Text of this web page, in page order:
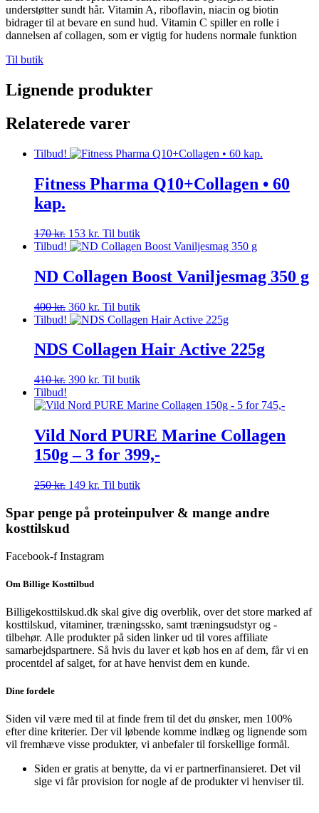
understøtter sundt hår. Vitamin A, riboflavin, niacin og biotin
bidrager til at bevare en sund hud. Vitamin C spiller en rolle i
dannelsen af collagen, som er vigtig for hudens normale funktion
Til butik
Lignende produkter
Relaterede varer
Tilbud!
Fitness Pharma Q10+Collagen • 60
kap.
170kr. Den
oprindelige
var:
170 kr..
153 kr. Den
aktuelle
er:
153 kr..
Til butik
Tilbud!
ND Collagen Boost Vaniljesmag 350 g
400kr. Den
oprindelige
var:
400 kr..
360 kr. Den
aktuelle
er:
360 kr..
Til butik
Tilbud!
NDS Collagen Hair Active 225g
410kr. Den
pris
410 kr..
390 kr. Den
pris
390 kr..
Til butik
Tilbud!
Vild Nord PURE Marine Collagen
150g – 3 for 399,-
250kr. Den
pris
var:
250 kr..
149 kr. Den
pris
Til butik
Spar penge på proteinpulver & mange andre
kosttilskud
Facebook-f Instagram
Om Billige Kosttilbud
Billigekosttilskud.dk skal give dig overblik, over det store marked af
kosttilskud, vitaminer, træningssko, samt træningsudstyr og -
tilbehør. Alle produkter på siden linker ud til vores affiliate
samarbejdspartnere. Så hvis du laver et køb hos en af dem, får vi en
procentdel af salget, for at have henvist dem en kunde.
Dine fordele
Siden vil være med til at finde frem til det du ønsker, men 100%
efter dine kriterier. Der vil løbende komme indlæg og lignende som
vil fremhæve visse produkter, vi anbefaler til forskellige formål.
Siden er gratis at benytte, da vi er partnerfinansieret. Det vil
sige vi får provision for nogle af de produkter vi henviser til.